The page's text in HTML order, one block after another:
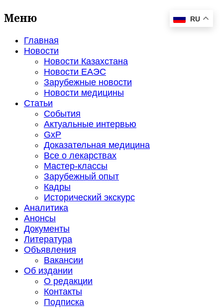
Меню
Главная
Новости
Новости Казахстана
Новости ЕАЭС
Зарубежные новости
Новости медицины
Статьи
События
Актуальные интервью
GxP
Доказательная медицина
Все о лекарствах
Мастер-классы
Зарубежный опыт
Кадры
Исторический экскурс
Аналитика
Анонсы
Документы
Литература
Объявления
Вакансии
Об издании
О редакции
Контакты
Подписка
RU